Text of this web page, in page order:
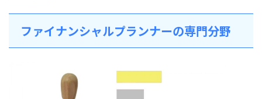
ファイナンシャルプランナーの専門分野